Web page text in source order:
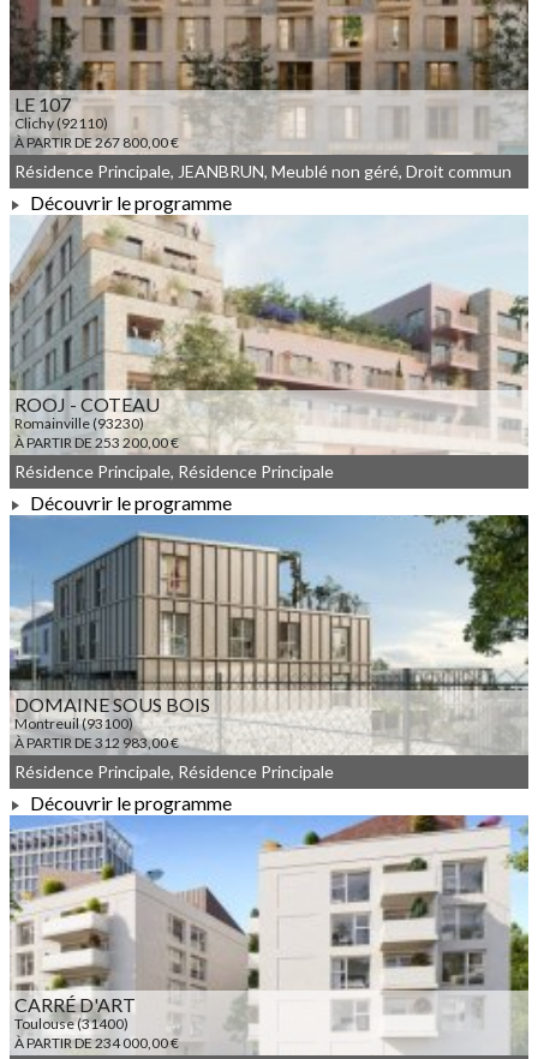
LE 107
Clichy (92110)
À PARTIR DE 267 800,00 €
À PARTIR DE 267 800,00 €
Résidence Principale, JEANBRUN, Meublé non géré, Droit commun
Découvrir le programme
ROOJ - COTEAU
Romainville (93230)
À PARTIR DE 253 200,00 €
À PARTIR DE 253 200,00 €
Résidence Principale, Résidence Principale
Découvrir le programme
DOMAINE SOUS BOIS
Montreuil (93100)
À PARTIR DE 312 983,00 €
À PARTIR DE 312 983,00 €
Résidence Principale, Résidence Principale
Découvrir le programme
CARRÉ D'ART
Toulouse (31400)
À PARTIR DE 234 000,00 €